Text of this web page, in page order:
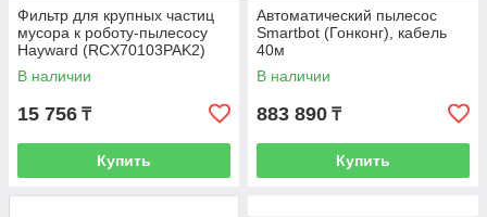
Фильтр для крупных частиц
мусора к роботу-пылесосу
Hayward (RCX70103PAK2)
В наличии
15 756 ₸
Купить
Автоматический пылесос
Smartbot (Гонконг), кабель
40м
В наличии
883 890 ₸
Купить